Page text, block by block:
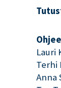
Lauri
Terhi
Anna